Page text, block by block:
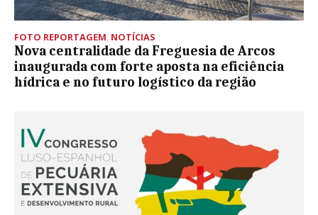
FOTO REPORTAGEM, NOTÍCIAS
Nova centralidade da Freguesia de Arcos
inaugurada com forte aposta na eficiência
hídrica e no futuro logístico da região